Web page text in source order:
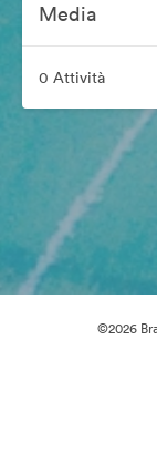
Media
0 Attività
©2026